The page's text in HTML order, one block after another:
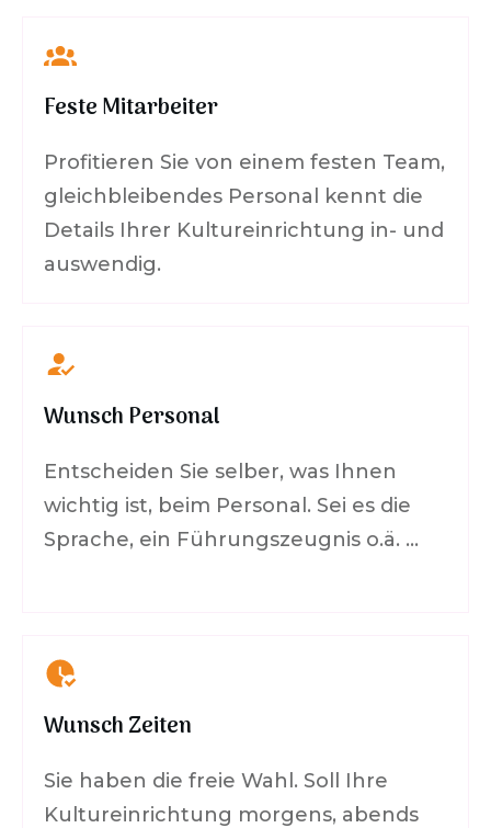
Feste Mitarbeiter
Profitieren Sie von einem festen Team,
gleichbleibendes Personal kennt die
Details Ihrer Kultureinrichtung in- und
auswendig.
Wunsch Personal
Entscheiden Sie selber, was Ihnen
wichtig ist, beim Personal. Sei es die
Sprache, ein Führungszeugnis o.ä. …
Wunsch Zeiten
Sie haben die freie Wahl. Soll Ihre
Kultureinrichtung morgens, abends